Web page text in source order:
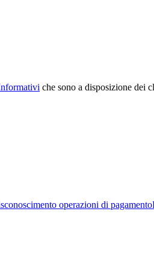
che sono a disposizione dei
operazioni di pagamento